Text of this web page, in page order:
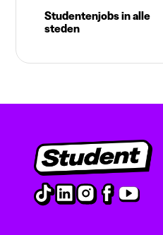
Studentenjobs in alle
steden